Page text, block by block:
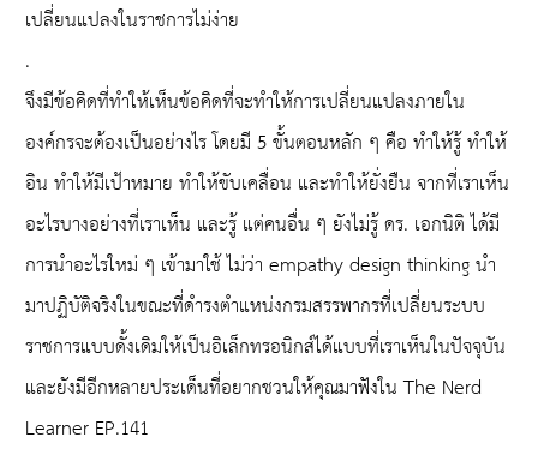
เปลี่ยนแปลงในราชการไม่ง่าย
.
จึงมีข้อคิดที่ทำให้เห็นข้อคิดที่จะทำให้การเปลี่ยนแปลงภายใน
องค์กรจะต้องเป็นอย่างไร โดยมี 5 ขั้นตอนหลัก ๆ คือ ทำให้รู้ ทำให้
อิน ทำให้มีเป้าหมาย ทำให้ขับเคลื่อน และทำให้ยั่งยืน จากที่เราเห็น
อะไรบางอย่างที่เราเห็น และรู้ แต่คนอื่น ๆ ยังไม่รู้ ดร. เอกนิติ ได้มี
การนำอะไรใหม่ ๆ เข้ามาใช้ ไม่ว่า empathy design thinking นำ
มาปฏิบัติจริงในขณะที่ดำรงตำแหน่งกรมสรรพากรที่เปลี่ยนระบบ
ราชการแบบดั้งเดิมให้เป็นอิเล็กทรอนิกส์ได้แบบที่เราเห็นในปัจจุบัน
และยังมีอีกหลายประเด็นที่อยากชวนให้คุณมาฟังใน The Nerd
Learner EP.141